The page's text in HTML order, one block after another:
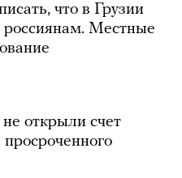
что в Грузии
россиянам. Местные
открыли счет